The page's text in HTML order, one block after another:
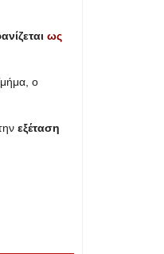
ως
ο
εξέταση